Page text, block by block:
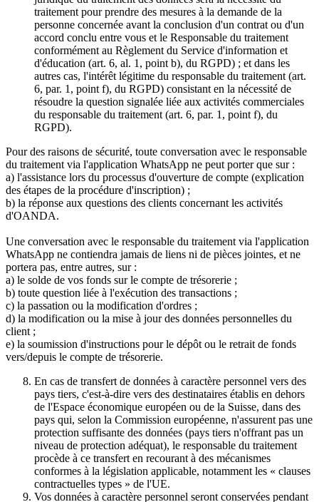
traitement pour prendre des mesures à la demande de la
personne concernée avant la conclusion d'un contrat ou d'un
accord conclu entre vous et le Responsable du traitement
conformément au Règlement du Service d'information et
d'éducation (art. 6, al. 1, point b), du RGPD) ; et dans les
autres cas, l'intérêt légitime du responsable du traitement (art.
6, par. 1, point f), du RGPD) consistant en la nécessité de
résoudre la question signalée liée aux activités commerciales
du responsable du traitement (art. 6, par. 1, point f), du
RGPD).
Pour des raisons de sécurité, toute conversation avec le responsable
du traitement via l'application WhatsApp ne peut porter que sur :
a) l'assistance lors du processus d'ouverture de compte (explication
des étapes de la procédure d'inscription) ;
b) la réponse aux questions des clients concernant les activités
d'OANDA.
Une conversation avec le responsable du traitement via l'application
WhatsApp ne contiendra jamais de liens ni de pièces jointes, et ne
portera pas, entre autres, sur :
a) le solde de vos fonds sur le compte de trésorerie ;
b) toute question liée à l'exécution des transactions ;
c) la passation ou la modification d'ordres ;
d) la modification ou la mise à jour des données personnelles du
client ;
e) la soumission d'instructions pour le dépôt ou le retrait de fonds
vers/depuis le compte de trésorerie.
En cas de transfert de données à caractère personnel vers des
pays tiers, c'est-à-dire vers des destinataires établis en dehors
de l'Espace économique européen ou de la Suisse, dans des
pays qui, selon la Commission européenne, n'assurent pas une
protection suffisante des données (pays tiers n'offrant pas un
niveau de protection adéquat), le responsable du traitement
procède à ce transfert en recourant à des mécanismes
conformes à la législation applicable, notamment les « clauses
contractuelles types » de l'UE.
Vos données à caractère personnel seront conservées pendant